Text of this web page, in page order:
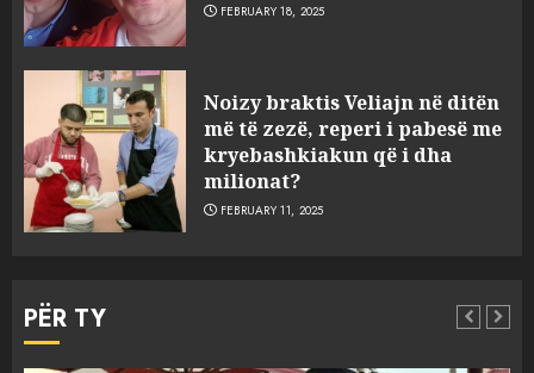
FEBRUARY 18, 2025
Noizy braktis Veliajn në ditën
më të zezë, reperi i pabesë me
kryebashkiakun që i dha
milionat?
FEBRUARY 11, 2025
PËR TY
3
sulmuan “One Albania”,
ngjarja u fsheh. A u vodhën
serverat?
MARCH 25, 2025